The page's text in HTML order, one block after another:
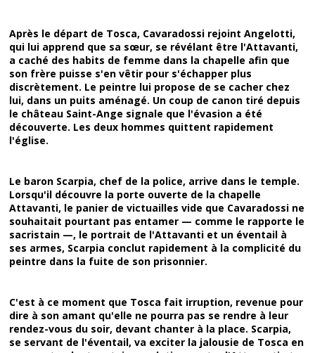
Après le départ de Tosca, Cavaradossi rejoint Angelotti,
qui lui apprend que sa sœur, se révélant être l'Attavanti,
a caché des habits de femme dans la chapelle afin que
son frère puisse s'en vêtir pour s'échapper plus
discrètement. Le peintre lui propose de se cacher chez
lui, dans un puits aménagé. Un coup de canon tiré depuis
le château Saint-Ange signale que l'évasion a été
découverte. Les deux hommes quittent rapidement
l'église.
Le baron Scarpia, chef de la police, arrive dans le temple.
Lorsqu'il découvre la porte ouverte de la chapelle
Attavanti, le panier de victuailles vide que Cavaradossi ne
souhaitait pourtant pas entamer — comme le rapporte le
sacristain —, le portrait de l'Attavanti et un éventail à
ses armes, Scarpia conclut rapidement à la complicité du
peintre dans la fuite de son prisonnier.
C'est à ce moment que Tosca fait irruption, revenue pour
dire à son amant qu'elle ne pourra pas se rendre à leur
rendez-vous du soir, devant chanter à la place. Scarpia,
se servant de l'éventail, va exciter la jalousie de Tosca en